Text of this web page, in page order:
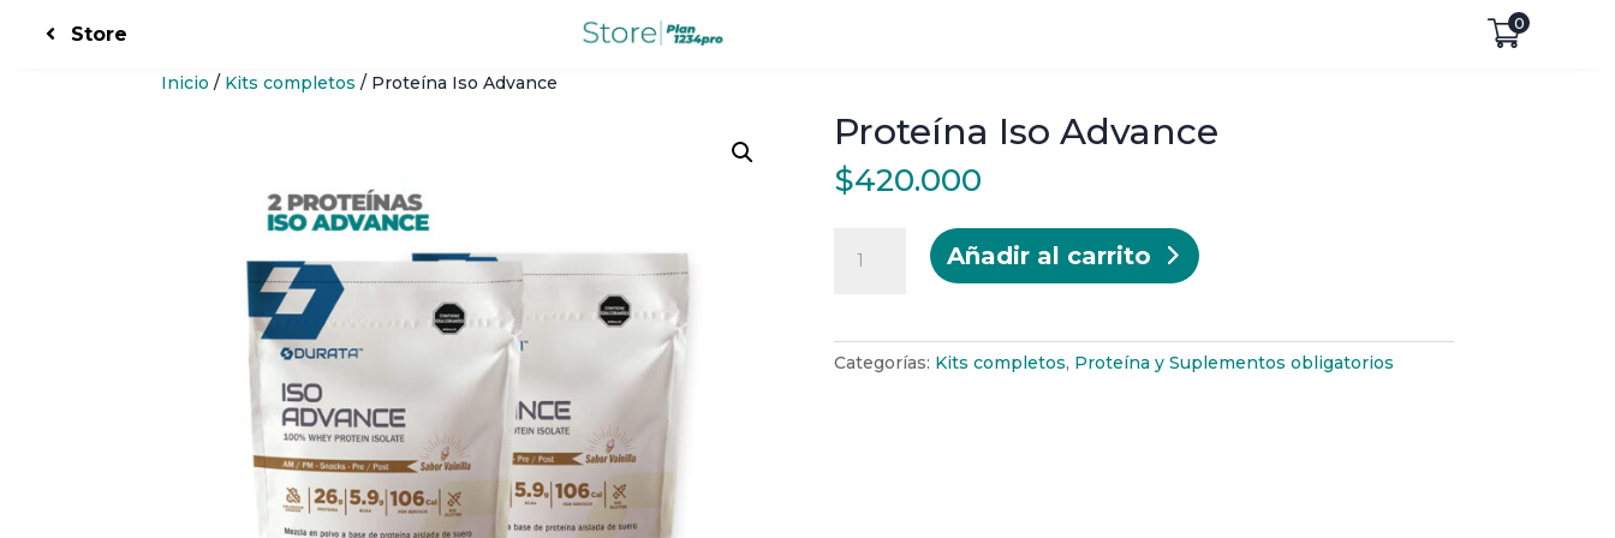
Store 0
Inicio / Kits completos / Proteína Iso Advance
Proteína Iso Advance
$420.000
Añadir al carrito
Categorías: Kits completos, Proteína y Suplementos obligatorios